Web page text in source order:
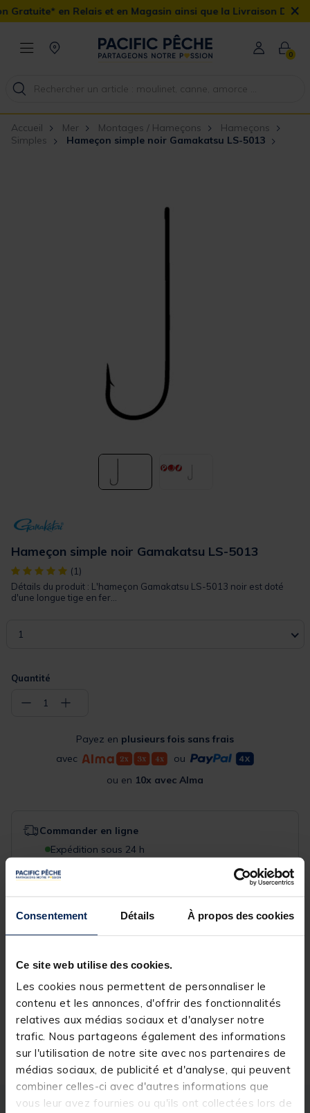
Consentement Détails À propos des cookies
Ce site web utilise des cookies.
Les cookies nous permettent de personnaliser le
contenu et les annonces, d'offrir des fonctionnalités
relatives aux médias sociaux et d'analyser notre
trafic. Nous partageons également des informations
sur l'utilisation de notre site avec nos partenaires de
médias sociaux, de publicité et d'analyse, qui peuvent
combiner celles-ci avec d'autres informations que
vous leur avez fournies ou qu'ils ont collectées lors de
en Relais et en Magasin ainsi que la Livraison Domicile
×
0
Accueil Mer Montages / Hameçons
Hameçons
Simples
Hameçon simple noir Gamakatsu LS-5013
Hameçon simple noir Gamakatsu LS-5013
[object Object] out of 5 Customer Rating
(1)
Détails du produit : L'hameçon Gamakatsu LS-5013 noir est doté
d'une longue tige en fer...
1
Quantité
− 1 +
Payez en plusieurs fois sans frais
avec
ou
ou en 10x avec Alma
Commander en ligne
Expédition sous 24 h
Acheter en magasin
Livraison gratuite en point relais et magasin
Retour gratuit, 1 mois pour changer d’avis